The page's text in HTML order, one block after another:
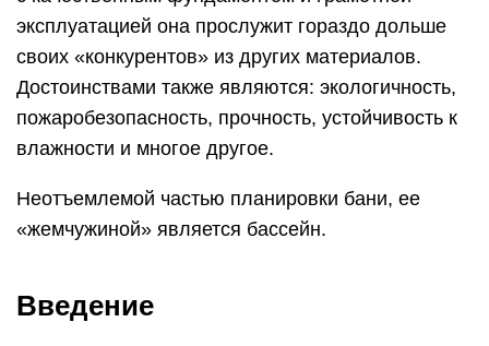
эксплуатацией она прослужит гораздо дольше
своих «конкурентов» из других материалов.
Достоинствами также являются: экологичность,
пожаробезопасность, прочность, устойчивость к
влажности и многое другое.
Неотъемлемой частью планировки бани, ее
«жемчужиной» является бассейн.
Введение